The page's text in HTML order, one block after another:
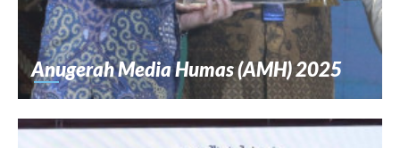
Anugerah Media Humas (AMH) 2025